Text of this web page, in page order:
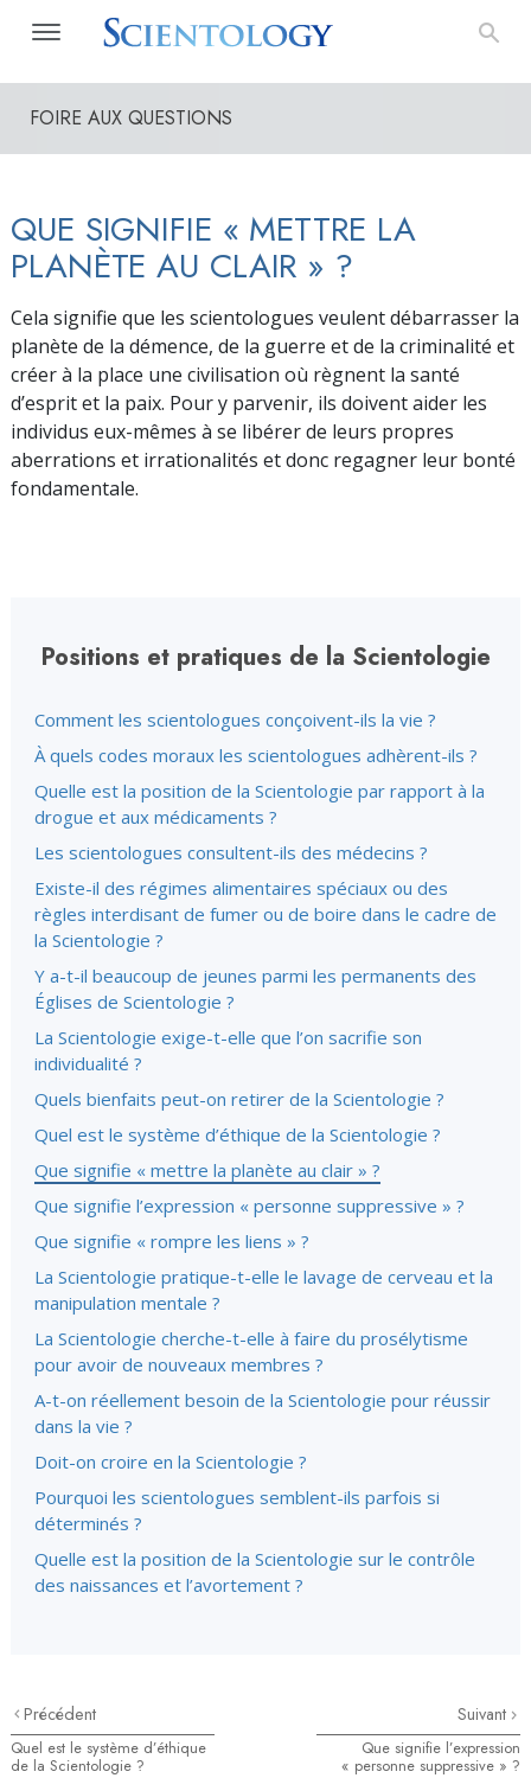
FOIRE AUX QUESTIONS
QUE SIGNIFIE « METTRE LA
PLANÈTE AU CLAIR » ?
Cela signifie que les scientologues veulent débarrasser la
planète de la démence, de la guerre et de la criminalité et
créer à la place une civilisation où règnent la santé
d’esprit et la paix. Pour y parvenir, ils doivent aider les
individus eux-mêmes à se libérer de leurs propres
aberrations et irrationalités et donc regagner leur bonté
fondamentale.
Positions et pratiques de la Scientologie
Comment les scientologues conçoivent-ils la vie ?
À quels codes moraux les scientologues adhèrent-ils ?
Quelle est la position de la Scientologie par rapport à la
drogue et aux médicaments ?
Les scientologues consultent-ils des médecins ?
Existe-il des régimes alimentaires spéciaux ou des
règles interdisant de fumer ou de boire dans le cadre de
la Scientologie ?
Y a-t-il beaucoup de jeunes parmi les permanents des
Églises de Scientologie ?
La Scientologie exige-t-elle que l’on sacrifie son
individualité ?
Quels bienfaits peut-on retirer de la Scientologie ?
Quel est le système d’éthique de la Scientologie ?
Que signifie « mettre la planète au clair » ?
Que signifie l’expression « personne suppressive » ?
Que signifie « rompre les liens » ?
La Scientologie pratique-t-elle le lavage de cerveau et la
manipulation mentale ?
La Scientologie cherche-t-elle à faire du prosélytisme
pour avoir de nouveaux membres ?
A-t-on réellement besoin de la Scientologie pour réussir
dans la vie ?
Doit-on croire en la Scientologie ?
Pourquoi les scientologues semblent-ils parfois si
déterminés ?
Quelle est la position de la Scientologie sur le contrôle
des naissances et l’avortement ?
Précédent
Quel est le système d’éthique
de la Scientologie ?
Suivant
Que signifie l’expression
« personne suppressive » ?